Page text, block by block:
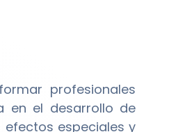
profesionales
en el desarrollo de
especiales y